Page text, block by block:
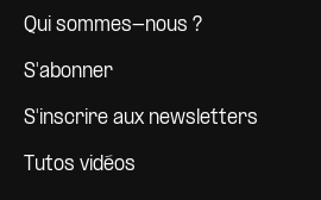
Qui sommes-nous ?
S'abonner
S'inscrire aux newsletters
Tutos vidéos